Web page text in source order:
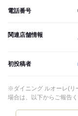
電話番号
関連店舗情報
初投稿者
※ダイニング ルオーレ(リ
場合は、以下からご報告く